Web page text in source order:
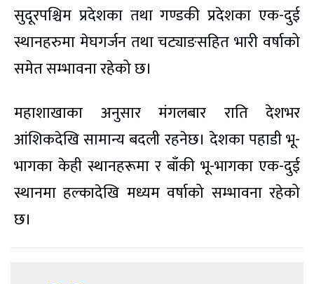
सुदूरपश्चिम प्रदेशका तथा गण्डकी प्रदेशका एक-दुई
स्थानहरुमा मेघगर्जन तथा चट्याङसहित भारी वर्षाको
समेत सम्भावना रहेको छ।
महाशाखाका अनुसार मंगलबार राति देशभर
आंशिकदेखि सामान्य बदली रहनेछ। देशका पहाडी भू-
भागका केही स्थानहरूमा र बाँकी भू-भागका एक-दुई
स्थानमा हल्कादेखि मध्यम वर्षाको सम्भावना रहेको
छ।